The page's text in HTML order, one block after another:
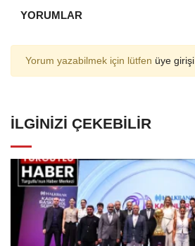
YORUMLAR
Yorum yazabilmek için lütfen üye girişi
İLGINIZI ÇEKEBILIR